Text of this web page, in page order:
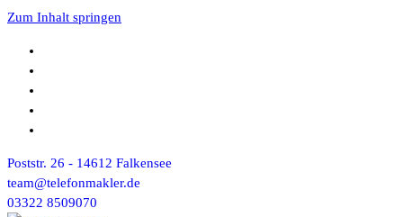
Zum Inhalt springen
Poststr. 26 - 14612 Falkensee
team@telefonmakler.de
03322 8509070